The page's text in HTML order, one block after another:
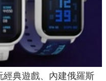
經典遊戲、內建俄羅斯